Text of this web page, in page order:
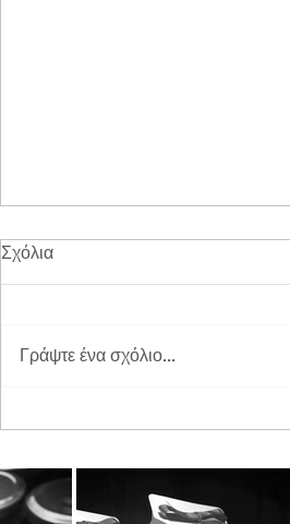
Exports Awards 2026
Σχόλια
Γράψτε ένα σχόλιο...